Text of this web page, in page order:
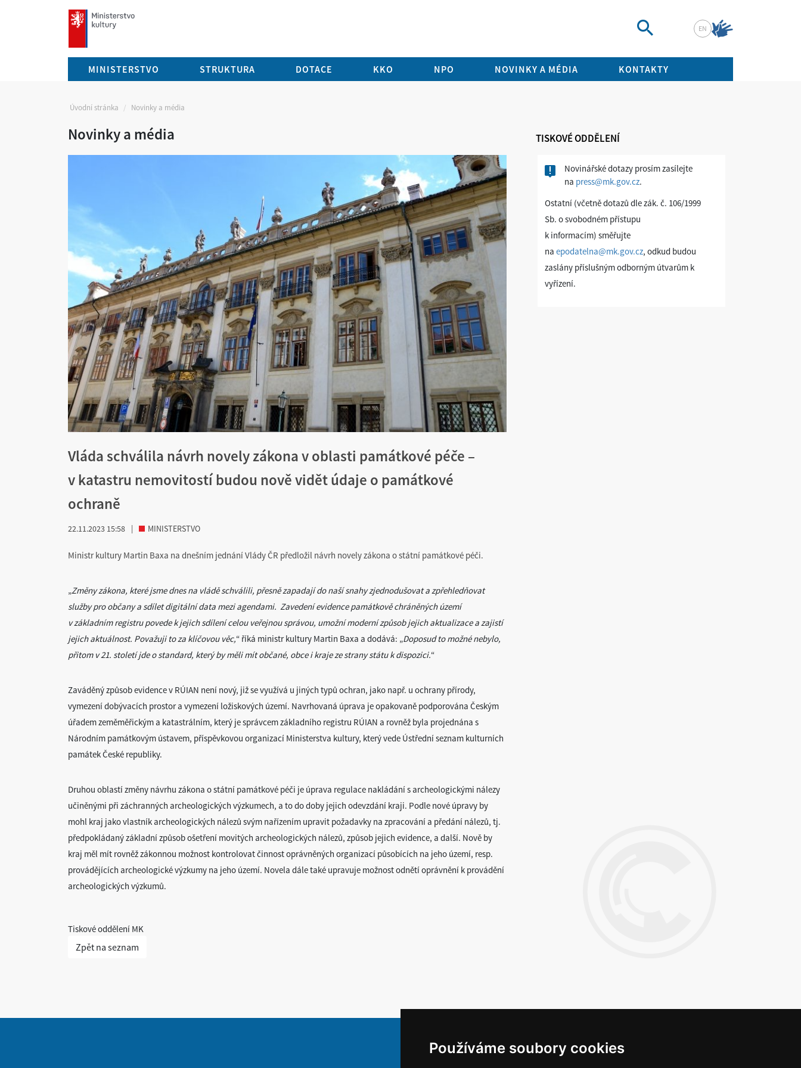
Používáme soubory cookies
mkcr.cz
EN
MINISTERSTVO STRUKTURA DOTACE KKO NPO NOVINKY A MÉDIA KONTAKTY
Úvodní stránka Novinky a média
Novinky a média
Vláda schválila návrh novely zákona v oblasti památkové péče –
v katastru nemovitostí budou nově vidět údaje o památkové
ochraně
22.11.2023 15:58 | MINISTERSTVO
Ministr kultury Martin Baxa na dnešním jednání Vlády ČR předložil návrh novely zákona o státní památkové péči.
„Změny zákona, které jsme dnes na vládě schválili, přesně zapadají do naší snahy zjednodušovat a zpřehledňovat
služby pro občany a sdílet digitální data mezi agendami. Zavedení evidence památkově chráněných území
v základním registru povede k jejich sdílení celou veřejnou správou, umožní moderní způsob jejich aktualizace a zajistí
jejich aktuálnost. Považuji to za klíčovou věc,“ říká ministr kultury Martin Baxa a dodává: „Doposud to možné nebylo,
přitom v 21. století jde o standard, který by měli mít občané, obce i kraje ze strany státu k dispozici.“
Zaváděný způsob evidence v RÚIAN není nový, již se využívá u jiných typů ochran, jako např. u ochrany přírody,
vymezení dobývacích prostor a vymezení ložiskových území. Navrhovaná úprava je opakovaně podporována Českým
úřadem zeměměřickým a katastrálním, který je správcem základního registru RÚIAN a rovněž byla projednána s
Národním památkovým ústavem, příspěvkovou organizací Ministerstva kultury, který vede Ústřední seznam kulturních
památek České republiky.
Druhou oblastí změny návrhu zákona o státní památkové péči je úprava regulace nakládání s archeologickými nálezy
učiněnými při záchranných archeologických výzkumech, a to do doby jejich odevzdání kraji. Podle nové úpravy by
mohl kraj jako vlastník archeologických nálezů svým nařízením upravit požadavky na zpracování a předání nálezů, tj.
předpokládaný základní způsob ošetření movitých archeologických nálezů, způsob jejich evidence, a další. Nově by
kraj měl mít rovněž zákonnou možnost kontrolovat činnost oprávněných organizací působících na jeho území, resp.
provádějících archeologické výzkumy na jeho území. Novela dále také upravuje možnost odnětí oprávnění k provádění
archeologických výzkumů.
Tiskové oddělení MK
TISKOVÉ ODDĚLENÍ
Novinářské dotazy prosím zasílejte
na press@mk.gov.cz.
Ostatní (včetně dotazů dle zák. č. 106/1999
Sb. o svobodném přístupu
k informacím) směřujte
na epodatelna@mk.gov.cz, odkud budou
zaslány příslušným odborným útvarům k
vyřízení.